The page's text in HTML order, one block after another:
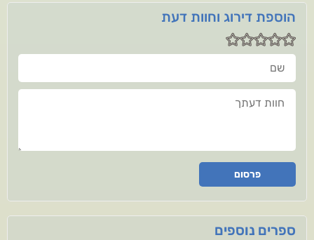
הוספת דירוג וחוות דעת
שם
חוות דעתך
פרסום
ספרים נוספים